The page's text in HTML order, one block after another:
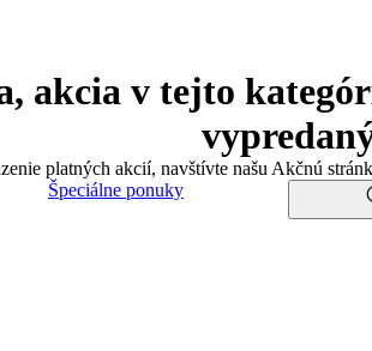
akcia v tejto
platných akcií, navštívte našu Akčnú
Špeciálne ponuky